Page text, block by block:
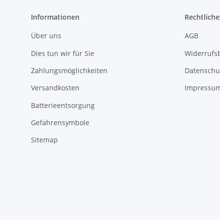
Informationen
Über uns
Dies tun wir für Sie
Zahlungsmöglichkeiten
Versandkosten
Batterieentsorgung
Gefahrensymbole
Sitemap
AGB